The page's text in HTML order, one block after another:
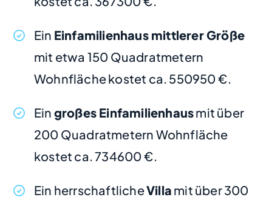
Ein Einfamilienhaus mittlerer Größe
mit etwa 150 Quadratmetern
Wohnfläche kostet ca. 550950 €.
Ein großes Einfamilienhausmit über
200 Quadratmetern Wohnfläche
kostet ca. 734600 €.
Ein herrschaftlicheVilla mit über 300